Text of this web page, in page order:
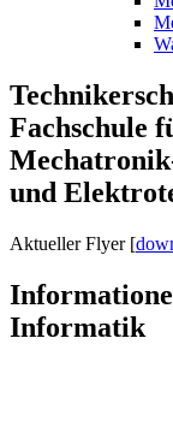
Fachschule
und
Aktueller Flyer [
Informatik